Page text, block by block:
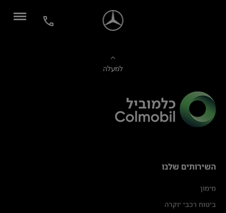
למעלה
השירותים שלנו
מימון
ביטוח רכבי יוקרה